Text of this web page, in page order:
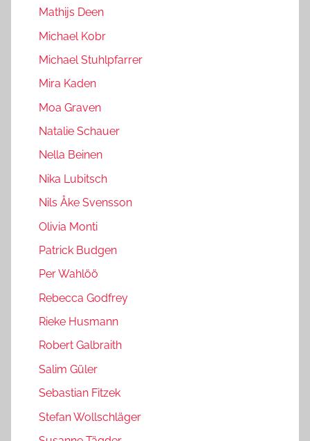
Mathijs Deen
Michael Kobr
Michael Stuhlpfarrer
Mira Kaden
Moa Graven
Natalie Schauer
Nella Beinen
Nika Lubitsch
Nils Åke Svensson
Olivia Monti
Patrick Budgen
Per Wahlöö
Rebecca Godfrey
Rieke Husmann
Robert Galbraith
Salim Güler
Sebastian Fitzek
Stefan Wollschläger